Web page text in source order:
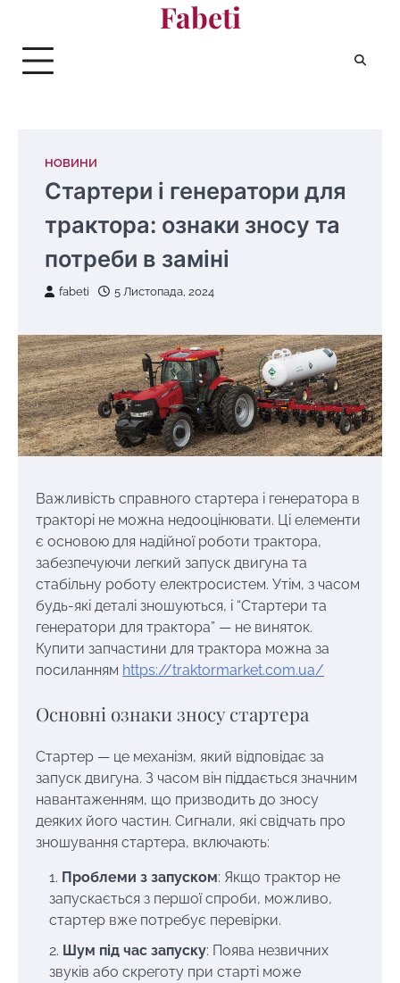
вмісту
Fabeti
НОВИНИ
Стартери і генератори для
трактора: ознаки зносу та
потреби в заміні
fabeti 5 Листопада, 2024
Важливість справного стартера і генератора в
тракторі не можна недооцінювати. Ці елементи
є основою для надійної роботи трактора,
забезпечуючи легкий запуск двигуна та
стабільну роботу електросистем. Утім, з часом
будь-які деталі зношуються, і “Стартери та
генератори для трактора” — не виняток.
Купити запчастини для трактора можна за
посиланням https://traktormarket.com.ua/
Основні ознаки зносу стартера
Стартер — це механізм, який відповідає за
запуск двигуна. З часом він піддається значним
навантаженням, що призводить до зносу
деяких його частин. Сигнали, які свідчать про
зношування стартера, включають:
Проблеми з запуском: Якщо трактор не
запускається з першої спроби, можливо,
стартер вже потребує перевірки.
Шум під час запуску: Поява незвичних
звуків або скреготу при старті може